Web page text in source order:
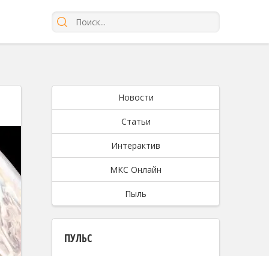
Новости
Статьи
Интерактив
МКС Онлайн
Пыль
ПУЛЬС